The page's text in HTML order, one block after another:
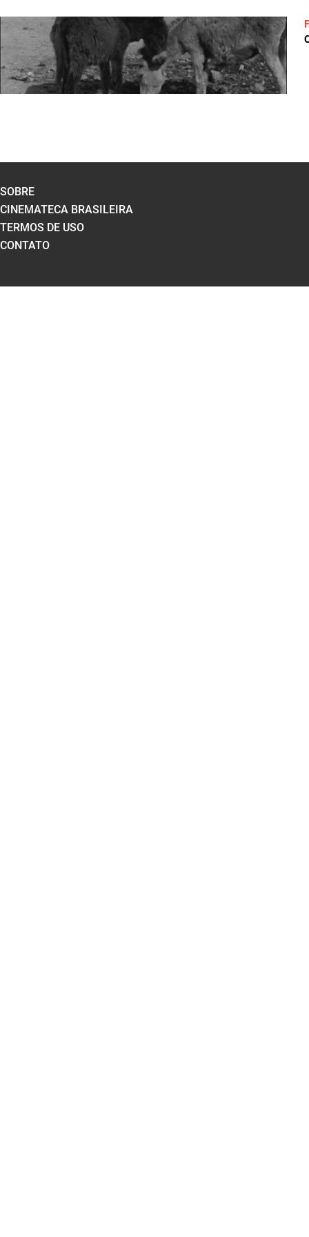
SOBRE
CINEMATECA BRASILEIRA
TERMOS DE USO
CONTATO